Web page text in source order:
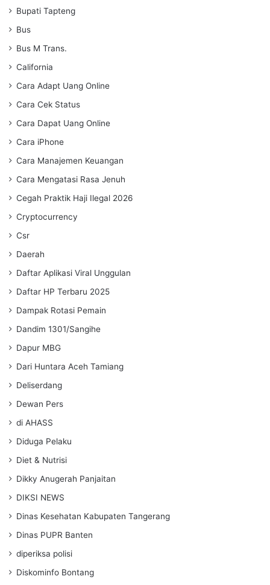
Bupati Tapteng
Bus
Bus M Trans.
California
Cara Adapt Uang Online
Cara Cek Status
Cara Dapat Uang Online
Cara iPhone
Cara Manajemen Keuangan
Cara Mengatasi Rasa Jenuh
Cegah Praktik Haji Ilegal 2026
Cryptocurrency
Csr
Daerah
Daftar Aplikasi Viral Unggulan
Daftar HP Terbaru 2025
Dampak Rotasi Pemain
Dandim 1301/Sangihe
Dapur MBG
Dari Huntara Aceh Tamiang
Deliserdang
Dewan Pers
di AHASS
Diduga Pelaku
Diet & Nutrisi
Dikky Anugerah Panjaitan
DIKSI NEWS
Dinas Kesehatan Kabupaten Tangerang
Dinas PUPR Banten
diperiksa polisi
Diskominfo Bontang